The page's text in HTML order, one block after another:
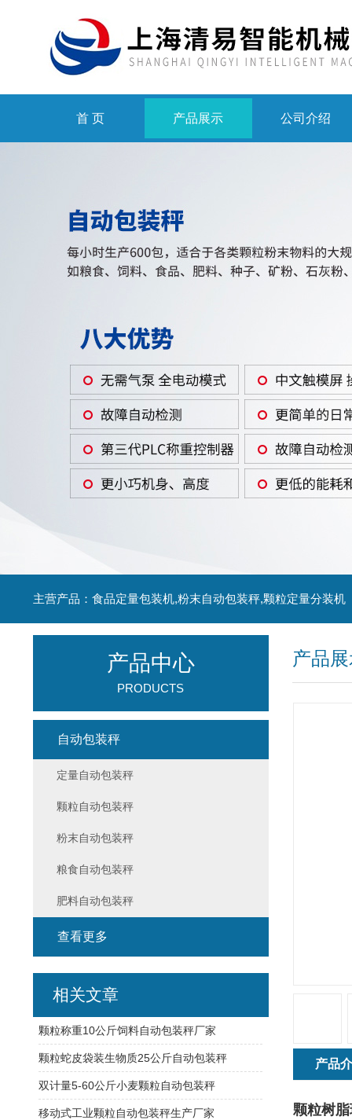
首 页 产品展示 公司介绍
主营产品：食品定量包装机,粉末自动包装秤,颗粒定量分装机
产品
产品
颗粒树
产品中心
PRODUCTS
自动包装秤
定量自动包装秤
颗粒自动包装秤
粉末自动包装秤
粮食自动包装秤
肥料自动包装秤
查看更多
相关文章
颗粒称重10公斤饲料自动包装秤厂家
颗粒蛇皮袋装生物质25公斤自动包装秤
双计量5-60公斤小麦颗粒自动包装秤
移动式工业颗粒自动包装秤生产厂家